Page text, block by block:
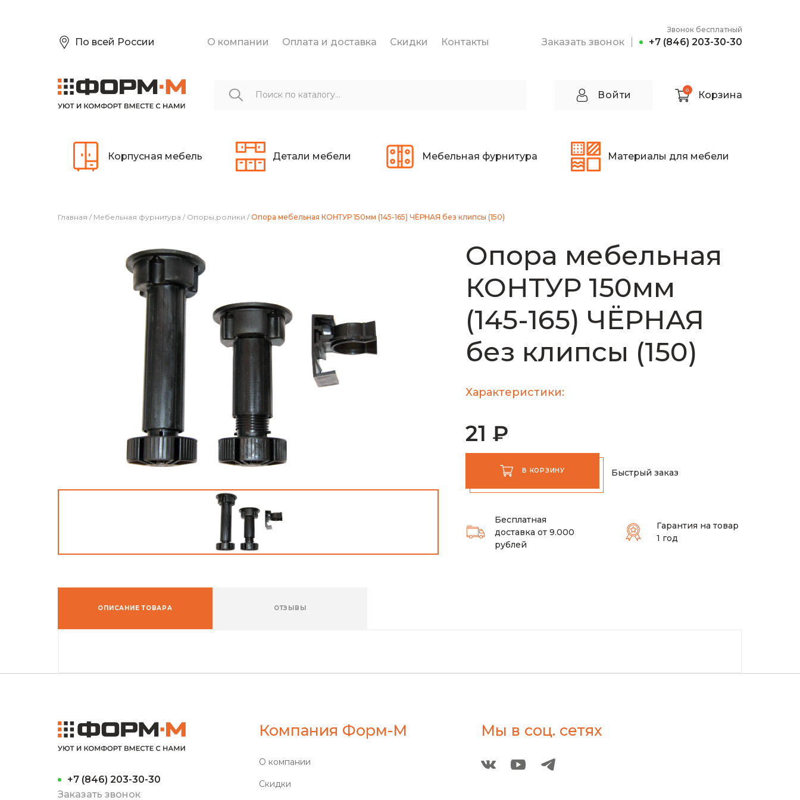
По всей России О компании Оплата и доставка Скидки Контакты Заказать звонок
Звонок бесплатный
+7 (846) 203-30-30
Войти 0 Корзина
Корпусная мебель Детали мебели Мебельная фурнитура Материалы для мебели
Главная / Мебельная фурнитура / Опоры,ролики / Опора мебельная КОНТУР 150мм (145-165) ЧЁРНАЯ без клипсы (150)
Опора мебельная
КОНТУР 150мм
(145-165) ЧЁРНАЯ
без клипсы (150)
Характеристики:
21 ₽
В КОРЗИНУ Быстрый заказ
Бесплатная
доставка от 9.000
рублей
Гарантия на товар
1 год
ОПИСАНИЕ ТОВАРА ОТЗЫВЫ
+7 (846) 203-30-30
Заказать звонок
Компания Форм-М
О компании
Скидки
Мы в соц. сетях